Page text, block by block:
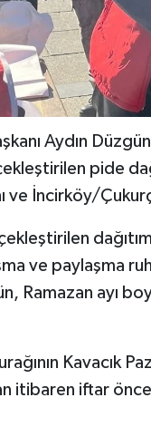
Aydın
pide
ve İncirköy/
ve paylaşma
Ramazan ayı
Kavacık
itibaren iftar